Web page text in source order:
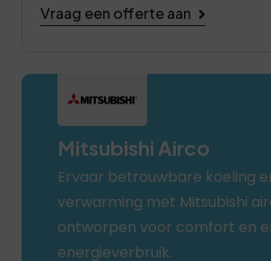
Vraag een offerte aan
Mitsubishi Airco
Ervaar betrouwbare koeling
verwarming met Mitsubishi
ontworpen voor comfort en
energieverbruik.